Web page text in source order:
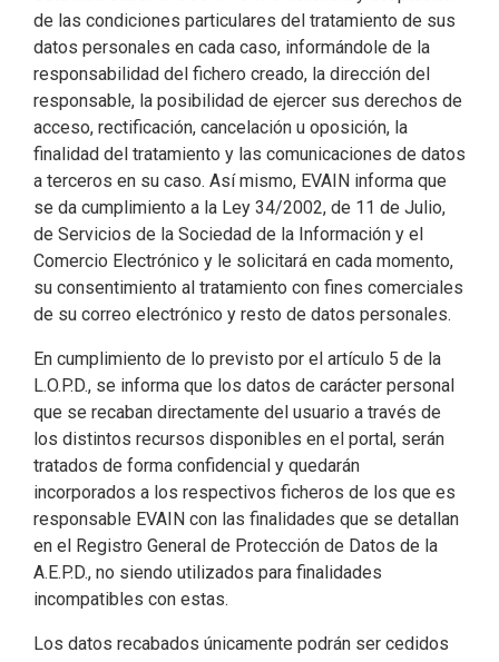
de las condiciones particulares del tratamiento de sus
datos personales en cada caso, informándole de la
responsabilidad del fichero creado, la dirección del
responsable, la posibilidad de ejercer sus derechos de
acceso, rectificación, cancelación u oposición, la
finalidad del tratamiento y las comunicaciones de datos
a terceros en su caso. Así mismo, EVAIN informa que
se da cumplimiento a la Ley 34/2002, de 11 de Julio,
de Servicios de la Sociedad de la Información y el
Comercio Electrónico y le solicitará en cada momento,
su consentimiento al tratamiento con fines comerciales
de su correo electrónico y resto de datos personales.
En cumplimiento de lo previsto por el artículo 5 de la
L.O.P.D., se informa que los datos de carácter personal
que se recaban directamente del usuario a través de
los distintos recursos disponibles en el portal, serán
tratados de forma confidencial y quedarán
incorporados a los respectivos ficheros de los que es
responsable EVAIN con las finalidades que se detallan
en el Registro General de Protección de Datos de la
A.E.P.D., no siendo utilizados para finalidades
incompatibles con estas.
Los datos recabados únicamente podrán ser cedidos